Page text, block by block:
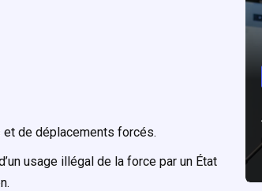
de déplacements forcés.
usage illégal de la force par un État